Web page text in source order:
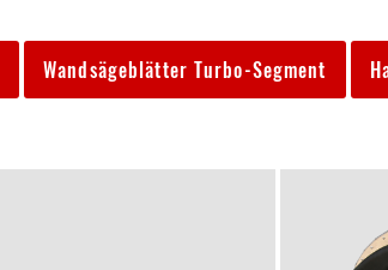
Wandsägeblätter Turbo-Segment